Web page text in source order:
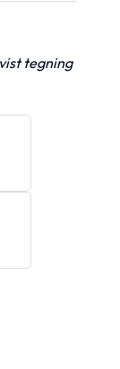
tegning